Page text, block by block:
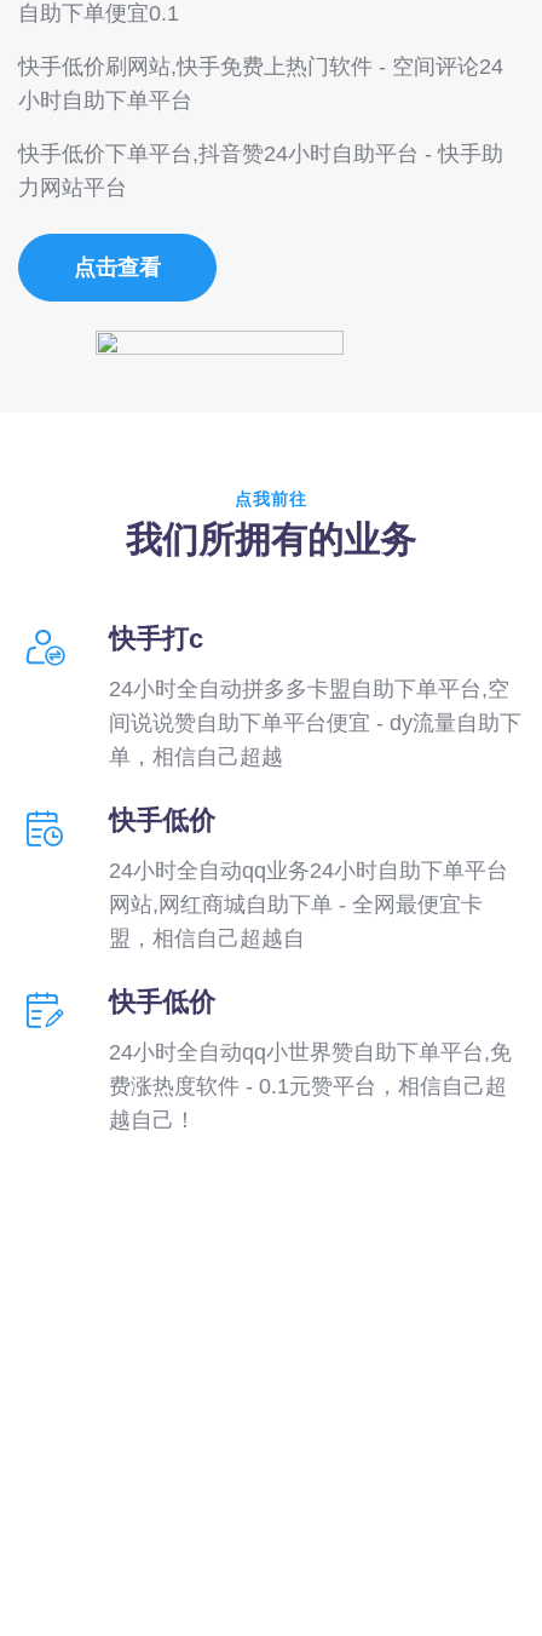
自助下单便宜0.1
快手低价刷网站,快手免费上热门软件 - 空间评论24
小时自助下单平台
快手低价下单平台,抖音赞24小时自助平台 - 快手助
力网站平台
点击查看
点我前往
我们所拥有的业务
快手打c
24小时全自动拼多多卡盟自助下单平台,空
间说说赞自助下单平台便宜 - dy流量自助下
单，相信自己超越
快手低价
24小时全自动qq业务24小时自助下单平台
网站,网红商城自助下单 - 全网最便宜卡
盟，相信自己超越自
快手低价
24小时全自动qq小世界赞自助下单平台,免
费涨热度软件 - 0.1元赞平台，相信自己超
越自己！